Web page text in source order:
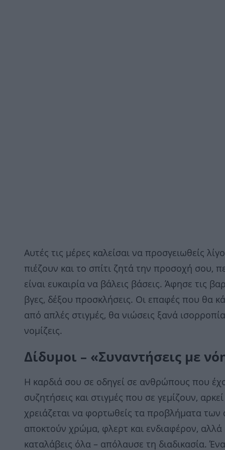
Αυτές τις μέρες καλείσαι να προσγειωθείς
πιέζουν και το σπίτι ζητά την προσοχή σου,
είναι ευκαιρία να βάλεις βάσεις. Άφησε τις
βγες, δέξου προσκλήσεις. Οι επαφές που θα
από απλές στιγμές, θα νιώσεις ξανά
νομίζεις.
Δίδυμοι – «Συναντήσεις με
Η καρδιά σου σε οδηγεί σε ανθρώπους που
συζητήσεις και στιγμές που σε γεμίζουν,
χρειάζεται να φορτωθείς τα προβλήματα
αποκτούν χρώμα, φλερτ και ενδιαφέρον, αλλά
καταλάβεις όλα – απόλαυσε τη διαδικασία.